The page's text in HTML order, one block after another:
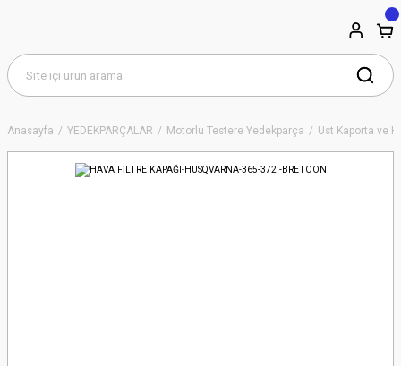
Anasayfa YEDEKPARÇALAR Motorlu Testere Yedekparça Üst Kaporta ve